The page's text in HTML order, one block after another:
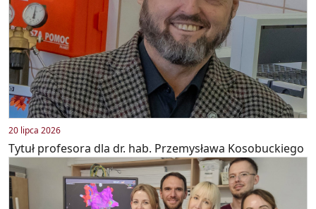
20 lipca 2026
Tytuł profesora dla dr. hab. Przemysława Kosobuckiego